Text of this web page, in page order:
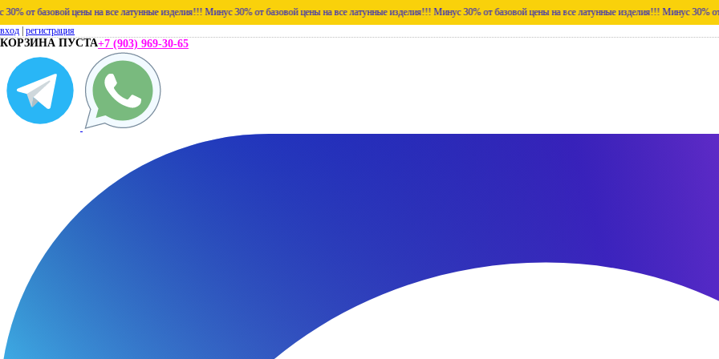
цены на все латунные изделия!!! Минус 30% от базовой цены на все латунные изделия!!! Минус 30% от базовой цены на все латунные изделия!!! Минус 30% от базовой
вход регистрация
КОРЗИНА ПУСТА+7 (903) 969-30-65